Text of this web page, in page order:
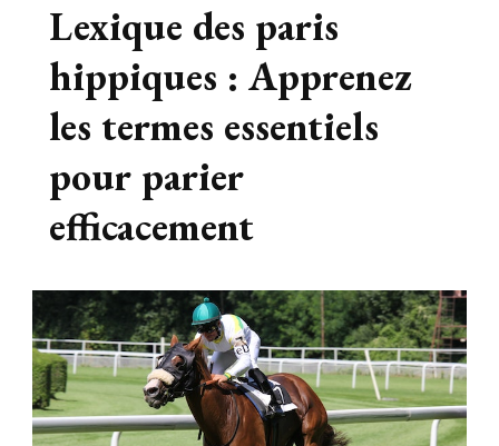
Lexique des paris
hippiques : Apprenez
les termes essentiels
pour parier
efficacement